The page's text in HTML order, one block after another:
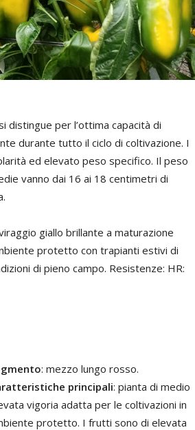
distingue per l’ottima capacità di
durante tutto il ciclo di coltivazione. I
ed elevato peso specifico. Il peso
vanno dai 16 ai 18 centimetri di
giallo brillante a maturazione
protetto con trapianti estivi di
di pieno campo. Resistenze: HR:
: mezzo lungo rosso.
principali: pianta di medio
vigoria adatta per le coltivazioni in
protetto. I frutti sono di elevata